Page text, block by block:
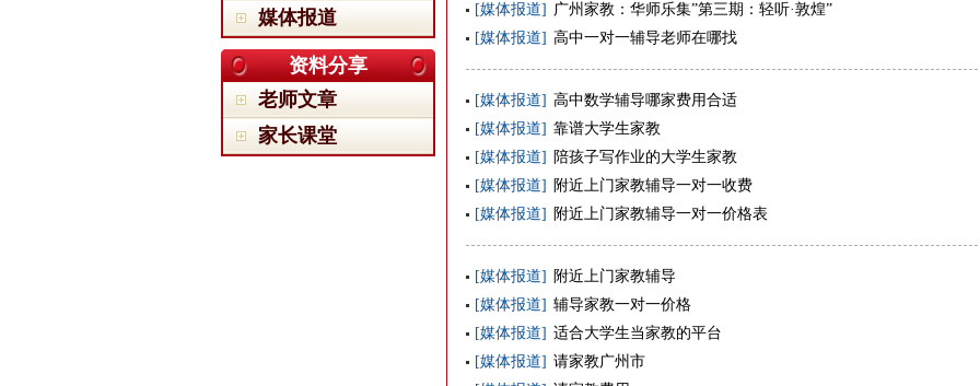
媒体报道
资料分享
老师文章
家长课堂
[媒体报道] 广州家教：华师乐集”第三期：轻听·敦煌”
[媒体报道] 高中一对一辅导老师在哪找
[媒体报道] 高中数学辅导哪家费用合适
[媒体报道] 靠谱大学生家教
[媒体报道]
陪孩子写作业的大学生家教
[媒体报道]
附近上门家教辅导一对一收费
[媒体报道]
附近上门家教辅导一对一价格表
[媒体报道]
附近上门家教辅导
[媒体报道] 辅导家教一对一价格
[媒体报道] 适合大学生当家教的平台
[媒体报道] 请家教广州市